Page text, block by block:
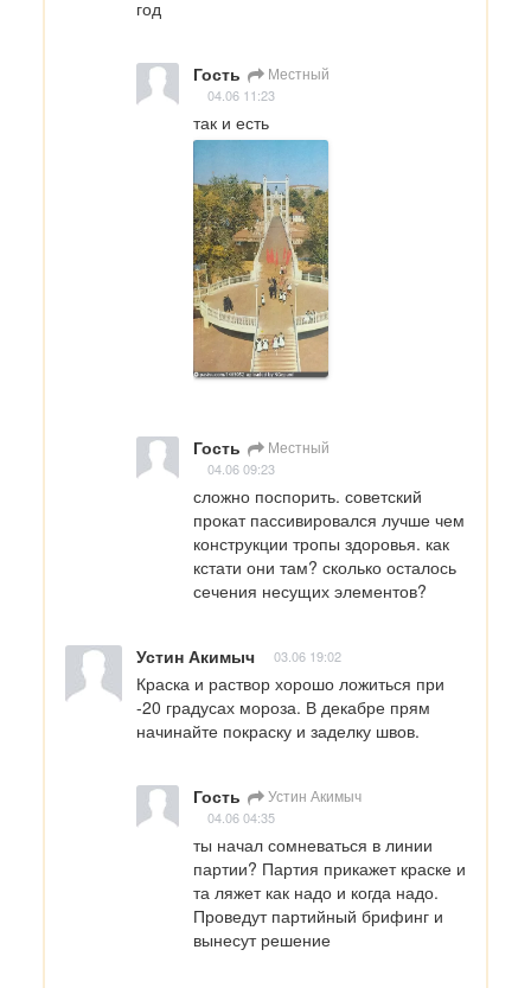
год
Гость Местный
04.06 11:23
так и есть
Гость Местный
04.06 09:23
сложно поспорить. советский
прокат пассивировался лучше чем
конструкции тропы здоровья. как
кстати они там? сколько осталось
сечения несущих элементов?
Устин Акимыч 03.06 19:02
Краска и раствор хорошо ложиться при
-20 градусах мороза. В декабре прям
начинайте покраску и заделку швов.
Гость Устин Акимыч
04.06 04:35
ты начал сомневаться в линии
партии? Партия прикажет краске и
та ляжет как надо и когда надо.
Проведут партийный брифинг и
вынесут решение